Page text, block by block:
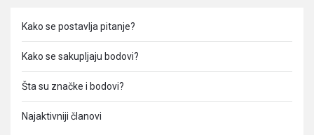
Kako se postavlja pitanje?
Kako se sakupljaju bodovi?
Šta su značke i bodovi?
Najaktivniji članovi